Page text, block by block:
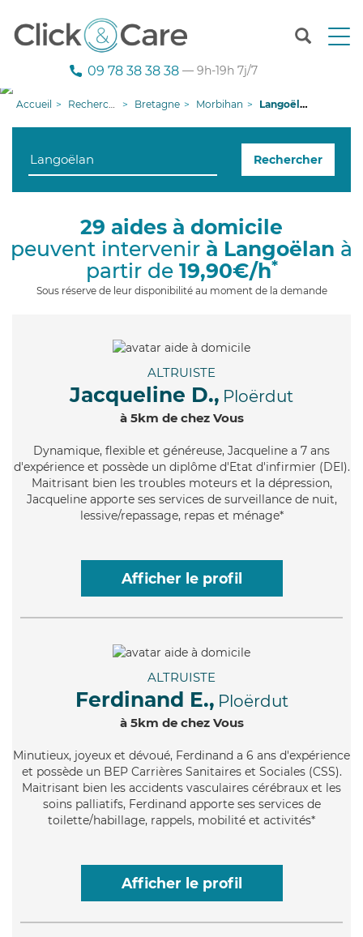
T
n
g
i
09 78 38 38 38 — 9h-19h 7j/7
Accueil Recherche aide à domicile Bretagne Morbihan Langoëlan
Rechercher
29 aides à domicile
peuvent intervenir à Langoëlan à
partir de 19,90€/h*
Sous réserve de leur disponibilité au moment de la demande
ALTRUISTE
Jacqueline D., Ploërdut
à 5km de chez Vous
Dynamique, flexible et généreuse, Jacqueline a 7 ans
d'expérience et possède un diplôme d'Etat d'infirmier (DEI).
Maitrisant bien les troubles moteurs et la dépression,
Jacqueline apporte ses services de surveillance de nuit,
lessive/repassage, repas et ménage*
Afficher le profil
ALTRUISTE
Ferdinand E., Ploërdut
à 5km de chez Vous
Minutieux, joyeux et dévoué, Ferdinand a 6 ans d'expérience
et possède un BEP Carrières Sanitaires et Sociales (CSS).
Maitrisant bien les accidents vasculaires cérébraux et les
soins palliatifs, Ferdinand apporte ses services de
toilette/habillage, rappels, mobilité et activités*
Afficher le profil